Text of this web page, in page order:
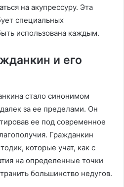
на акупрессуру. Эта
специальных
использована каждым.
и его
стало синонимом
за ее пределами. Он
ее под современное
Гражданкин
которые учат, как с
на определенные точки
большинство недугов.